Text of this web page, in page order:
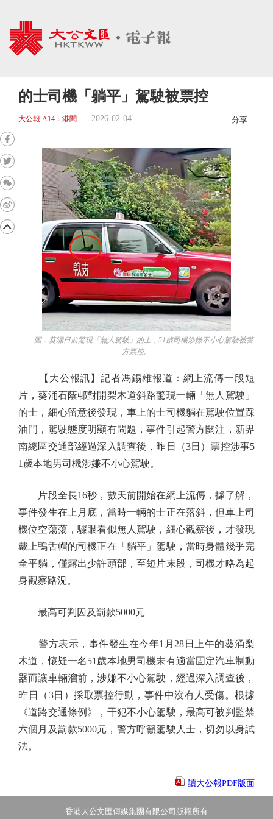
的士司機「躺平」駕駛被票控
大公報 A14：港聞 2026-02-04 分享
圖：葵涌日前驚現「無人駕駛」的士，51歲司機涉嫌不小心駕駛被警
方票控。
【大公報訊】記者馮錫雄報道：網上流傳一段短
片，葵涌石蔭邨對開梨木道斜路驚現一輛「無人駕駛」
的士，細心留意後發現，車上的士司機躺在駕駛位置踩
油門，駕駛態度明顯有問題，事件引起警方關注，新界
南總區交通部經過深入調查後，昨日（3日）票控涉事5
1歲本地男司機涉嫌不小心駕駛。
片段全長16秒，數天前開始在網上流傳，據了解，
事件發生在上月底，當時一輛的士正在落斜，但車上司
機位空蕩蕩，驟眼看似無人駕駛，細心觀察後，才發現
戴上鴨舌帽的司機正在「躺平」駕駛，當時身體幾乎完
全平躺，僅露出少許頭部，至短片末段，司機才略為起
身觀察路況。
最高可判囚及罰款5000元
警方表示，事件發生在今年1月28日上午的葵涌梨
木道，懷疑一名51歲本地男司機未有適當固定汽車制動
器而讓車輛溜前，涉嫌不小心駕駛，經過深入調查後，
昨日（3日）採取票控行動，事件中沒有人受傷。根據
《道路交通條例》，干犯不小心駕駛，最高可被判監禁
六個月及罰款5000元，警方呼籲駕駛人士，切勿以身試
法。
讀大公報PDF版面
香港大公文匯傳媒集團有限公司版權所有